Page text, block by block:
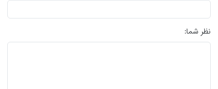
نظر شما: